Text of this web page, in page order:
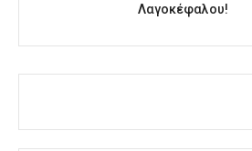
Λαγοκέφαλου!